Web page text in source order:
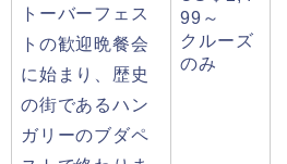
トーバーフェス
トの歓迎晩餐会
に始まり、歴史
の街であるハン
ガリーのブダペ
99～
クルーズ
のみ